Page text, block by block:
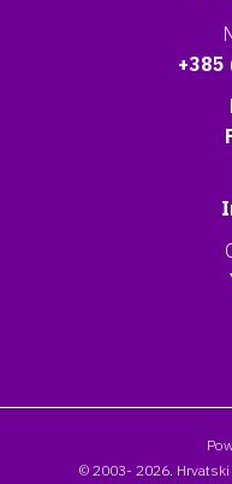
+385
© 2003- 2026. Hrvatski